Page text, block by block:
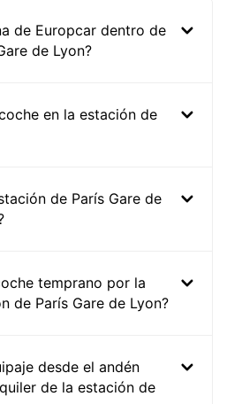
de Europcar dentro de
de Lyon?
en la estación de
de París Gare de
temprano por la
de París Gare de Lyon?
desde el andén
de la estación de